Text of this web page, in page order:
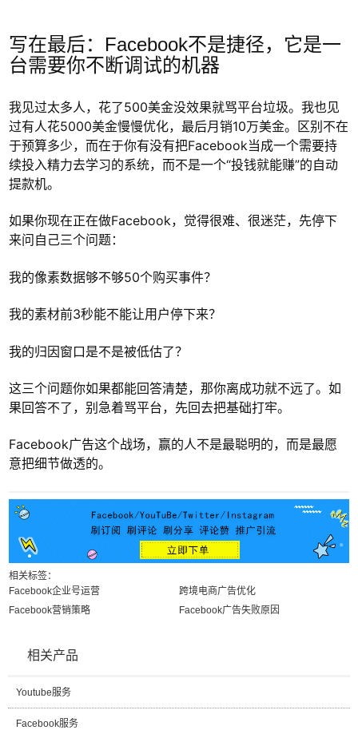
写在最后：Facebook不是捷径，它是一
台需要你不断调试的机器
我见过太多人，花了500美金没效果就骂平台垃圾。我也见
过有人花5000美金慢慢优化，最后月销10万美金。区别不在
于预算多少，而在于你有没有把Facebook当成一个需要持
续投入精力去学习的系统，而不是一个“投钱就能赚”的自动
提款机。
如果你现在正在做Facebook，觉得很难、很迷茫，先停下
来问自己三个问题：
我的像素数据够不够50个购买事件？
我的素材前3秒能不能让用户停下来？
我的归因窗口是不是被低估了？
这三个问题你如果都能回答清楚，那你离成功就不远了。如
果回答不了，别急着骂平台，先回去把基础打牢。
Facebook广告这个战场，赢的人不是最聪明的，而是最愿
意把细节做透的。
相关标签：
Facebook企业号运营
跨境电商广告优化
Facebook营销策略
Facebook广告失败原因
相关产品
Youtube服务
Facebook服务